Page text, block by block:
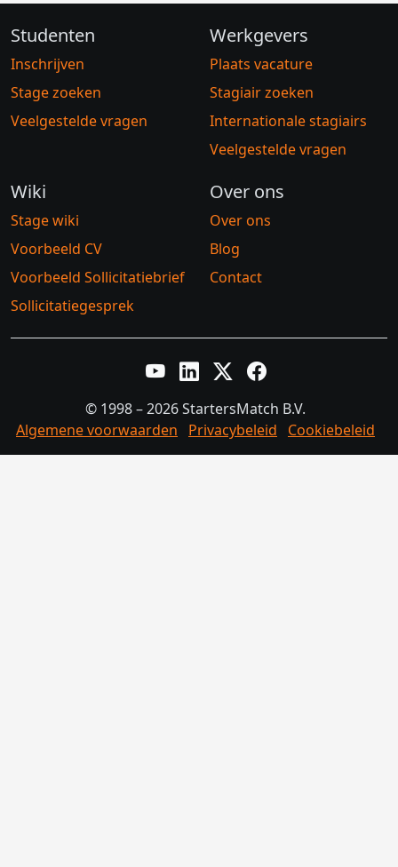
Studenten
Inschrijven
Stage zoeken
Veelgestelde vragen
Werkgevers
Plaats vacature
Stagiair zoeken
Internationale stagiairs
Veelgestelde vragen
Wiki
Stage wiki
Voorbeeld CV
Voorbeeld Sollicitatiebrief
Sollicitatiegesprek
Over ons
Over ons
Blog
Contact
YouTubeLinkedInTwitter XFacebook
© 1998 – 2026 StartersMatch B.V.
Algemene voorwaarden
Privacybeleid Cookiebeleid